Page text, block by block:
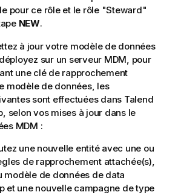
pour ce rôle et le rôle "Steward"
NEW.
à jour votre modèle de données
sur un serveur MDM, pour
une clé de rapprochement
modèle de données, les
sont effectuées dans Talend
, selon vos mises à jour dans le
MDM :
une nouvelle entité avec une ou
de rapprochement attachée(s),
modèle de données de data
et une nouvelle campagne de type